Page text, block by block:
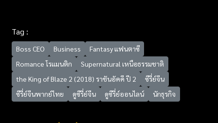
Tag :
Boss CEO Business
Fantasy แฟนตาซี
Romance โรแมนติก
Supernatural เหนือธรรมชาติ
the King of Blaze 2 (2018) ราชันอัคคี ปี 2
ซีรี่ย์จีน
ซีรี่ย์จีนพากย์ไทย
ดูซีรี่ย์จีน ดูซีรี่ย์ออนไลน์ นักธุรกิจ